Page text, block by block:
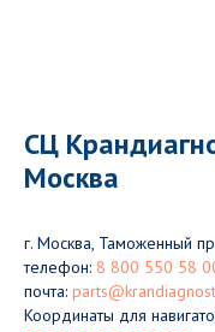
СЦ
Москва
г. Москва, Таможенный
телефон: 8 800 550 58
почта:
Координаты для